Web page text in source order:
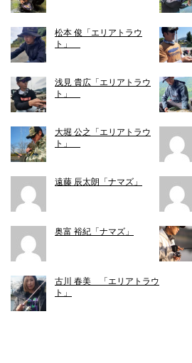
松本 俊「エリアトラウ
ト」
浅見 貴広「エリアトラウ
ト」
大堀 公之「エリアトラウ
ト」
遠藤 辰太朗「ナマズ」
奥富 裕紀「ナマズ」
古川 春美 「エリアトラウ
ト」